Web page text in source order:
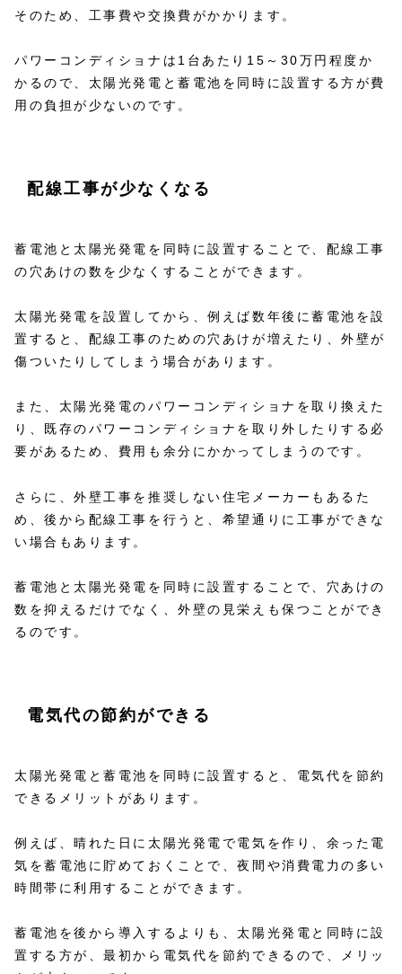
そのため、工事費や交換費がかかります。
パワーコンディショナは1台あたり15～30万円程度か
かるので、太陽光発電と蓄電池を同時に設置する方が費
用の負担が少ないのです。
配線工事が少なくなる
蓄電池と太陽光発電を同時に設置することで、配線工事
の穴あけの数を少なくすることができます。
太陽光発電を設置してから、例えば数年後に蓄電池を設
置すると、配線工事のための穴あけが増えたり、外壁が
傷ついたりしてしまう場合があります。
また、太陽光発電のパワーコンディショナを取り換えた
り、既存のパワーコンディショナを取り外したりする必
要があるため、費用も余分にかかってしまうのです。
さらに、外壁工事を推奨しない住宅メーカーもあるた
め、後から配線工事を行うと、希望通りに工事ができな
い場合もあります。
蓄電池と太陽光発電を同時に設置することで、穴あけの
数を抑えるだけでなく、外壁の見栄えも保つことができ
るのです。
電気代の節約ができる
太陽光発電と蓄電池を同時に設置すると、電気代を節約
できるメリットがあります。
例えば、晴れた日に太陽光発電で電気を作り、余った電
気を蓄電池に貯めておくことで、夜間や消費電力の多い
時間帯に利用することができます。
蓄電池を後から導入するよりも、太陽光発電と同時に設
置する方が、最初から電気代を節約できるので、メリッ